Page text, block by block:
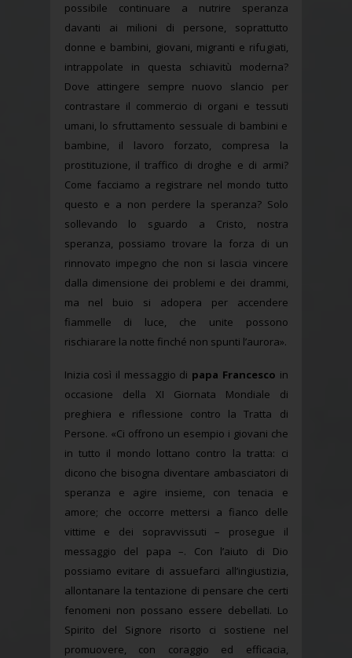
possibile continuare a nutrire speranza
davanti ai milioni di persone, soprattutto
donne e bambini, giovani, migranti e rifugiati,
intrappolate in questa schiavitù moderna?
Dove attingere sempre nuovo slancio per
contrastare il commercio di organi e tessuti
umani, lo sfruttamento sessuale di bambini e
bambine, il lavoro forzato, compresa la
prostituzione, il traffico di droghe e di armi?
Come facciamo a registrare nel mondo tutto
questo e a non perdere la speranza? Solo
sollevando lo sguardo a Cristo, nostra
speranza, possiamo trovare la forza di un
rinnovato impegno che non si lascia vincere
dalla dimensione dei problemi e dei drammi,
ma nel buio si adopera per accendere
fiammelle di luce, che unite possono
rischiarare la notte finché non spunti l’aurora».
Inizia così il messaggio di papa Francesco in
occasione della XI Giornata Mondiale di
preghiera e riflessione contro la Tratta di
Persone. «Ci offrono un esempio i giovani che
in tutto il mondo lottano contro la tratta: ci
dicono che bisogna diventare ambasciatori di
speranza e agire insieme, con tenacia e
amore; che occorre mettersi a fianco delle
vittime e dei sopravvissuti – prosegue il
messaggio del papa –. Con l’aiuto di Dio
possiamo evitare di assuefarci all’ingiustizia,
allontanare la tentazione di pensare che certi
fenomeni non possano essere debellati. Lo
Spirito del Signore risorto ci sostiene nel
promuovere, con coraggio ed efficacia,